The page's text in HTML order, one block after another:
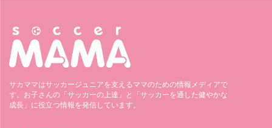
サカママはサッカージュニアを支えるママのための情報メディアで
す。お子さんの「サッカーの上達」と「サッカーを通した健やかな
成長」に役立つ情報を発信しています。